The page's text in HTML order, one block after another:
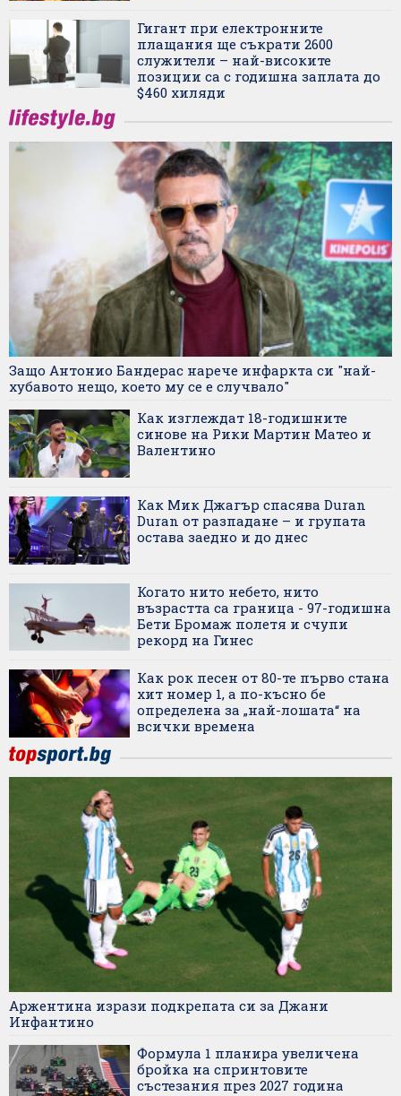
Гигант при електронните
плащания ще съкрати 2600
служители – най-високите
позиции са с годишна заплата до
$460 хиляди
Защо Антонио Бандерас нарече инфаркта си "най-
хубавото нещо, което му се е случвало"
Как изглеждат 18-годишните
синове на Рики Мартин Матео и
Валентино
Как Мик Джагър спасява Duran
Duran от разпадане – и групата
остава заедно и до днес
Когато нито небето, нито
възрастта са граница - 97-годишна
Бети Бромаж полетя и счупи
рекорд на Гинес
Как рок песен от 80-те първо стана
хит номер 1, а по-късно бе
определена за „най-лошата“ на
всички времена
Аржентина изрази подкрепата си за Джани
Инфантино
Формула 1 планира увеличена
бройка на спринтовите
състезания през 2027 година